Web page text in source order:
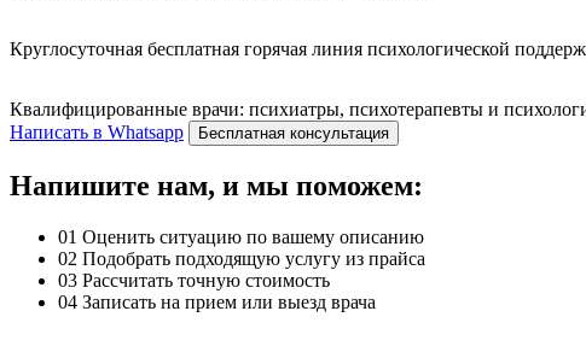
Круглосуточная бесплатная горячая линия психологической
Квалифицированные врачи: психиатры, психотерапевты и
Написать в Whatsapp
Бесплатная консультация
Напишите нам, и мы поможем:
01 Оценить ситуацию по вашему описанию
02 Подобрать подходящую услугу из прайса
03 Рассчитать точную стоимость
04 Записать на прием или выезд врача